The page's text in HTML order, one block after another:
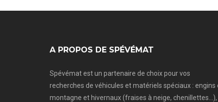
A PROPOS DE SPÉVÉMAT
Spévémat est un partenaire de choix pour vos
recherches de véhicules et matériels spéciaux : engins
montagne et hivernaux (fraises à neige, chenillettes…),